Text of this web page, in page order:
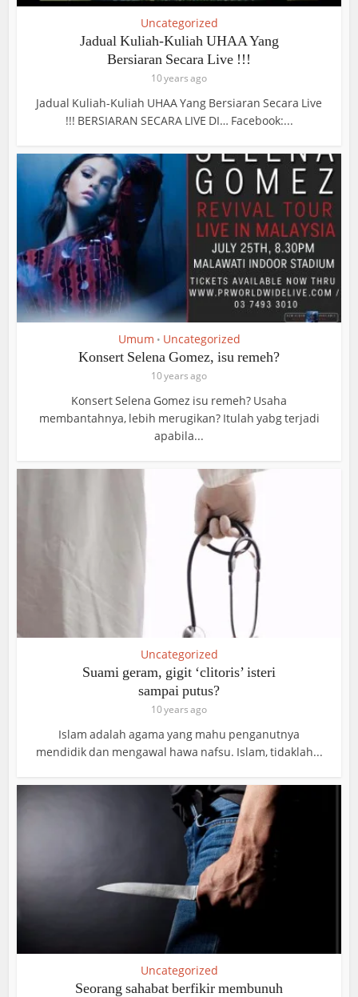
Uncategorized
Jadual Kuliah-Kuliah UHAA Yang
Bersiaran Secara Live !!!
10 years ago
Jadual Kuliah-Kuliah UHAA Yang Bersiaran Secara Live
!!! BERSIARAN SECARA LIVE DI… Facebook:...
Umum • Uncategorized
Konsert Selena Gomez, isu remeh?
10 years ago
Konsert Selena Gomez isu remeh? Usaha
membantahnya, lebih merugikan? Itulah yabg terjadi
apabila...
Uncategorized
Suami geram, gigit ‘clitoris’ isteri
sampai putus?
10 years ago
Islam adalah agama yang mahu penganutnya
mendidik dan mengawal hawa nafsu. Islam, tidaklah...
Uncategorized
Seorang sahabat berfikir membunuh